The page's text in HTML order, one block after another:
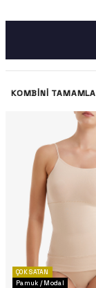
KOMBINI TAMAMLA
ÇOK SATAN
Pamuk / Modal